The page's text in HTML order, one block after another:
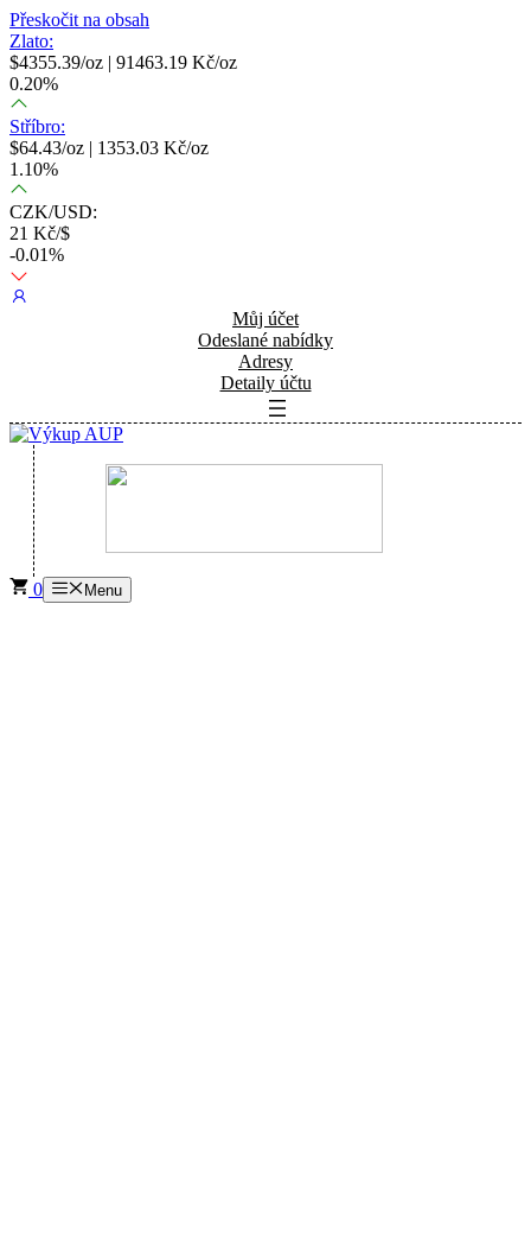
Přeskočit na obsah
Zlato:
$4355.39/oz | 91463.19 Kč/oz
0.20%
Stříbro:
$64.43/oz | 1353.03 Kč/oz
1.10%
CZK/USD:
21 Kč/$
-0.01%
Můj účet
Odeslané nabídky
Adresy
Detaily účtu
0 Menu